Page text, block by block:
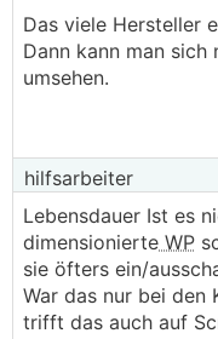
Das viele Hersteller
Dann kann man sich
umsehen.
hilfsarbeiter
Lebensdauer Ist es
dimensionierte WP
sie öfters ein/
War das nur bei den
trifft das auch auf